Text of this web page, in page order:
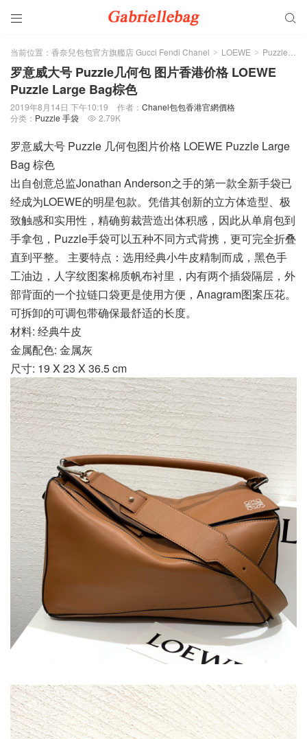
 
当前位置： 香奈兒包包官方旗艦店 Gucci Fendi Chanel > LOEWE > Puzzle 手袋
罗意威大号 Puzzle几何包 图片香港价格 LOEWE
Puzzle Large Bag棕色
2019年8月14日 下午10:19 作者： Chanel包包香港官網價格
分类： Puzzle 手袋  2.79K
罗意威大号 Puzzle 几何包图片价格 LOEWE Puzzle Large
Bag 棕色
出自创意总监Jonathan Anderson之手的第一款全新手袋已
经成为LOEWE的明星包款。凭借其创新的立方体造型、极
致触感和实用性，精确剪裁营造出体积感，因此从单肩包到
手拿包，Puzzle手袋可以五种不同方式背携，更可完全折叠
直到平整。 主要特点：选用经典小牛皮精制而成，黑色手
工油边，人字纹图案棉质帆布衬里，内有两个插袋隔层，外
部背面的一个拉链口袋更是使用方便，Anagram图案压花。
可拆卸的可调包带确保最舒适的长度。
材料: 经典牛皮
金属配色: 金属灰
尺寸: 19 X 23 X 36.5 cm